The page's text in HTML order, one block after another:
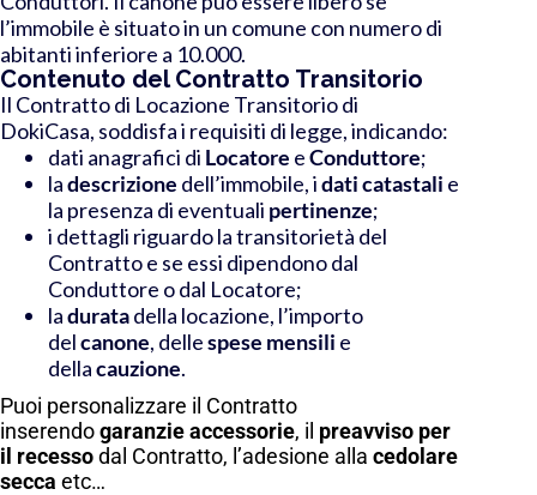
l’immobile è situato in un comune con numero di
abitanti inferiore a 10.000.
Contenuto del Contratto Transitorio
Il Contratto di Locazione Transitorio di
DokiCasa, soddisfa i requisiti di legge, indicando:
dati anagrafici di Locatore eConduttore;
ladescrizione dell’immobile, idati catastali e
la presenza di eventuali pertinenze;
i dettagli riguardo la transitorietà del
Contratto e se essi dipendono dal
Conduttore o dal Locatore;
laduratadella locazione, l’importo
delcanone, dellespese mensili e
dellacauzione.
Puoi personalizzare il Contratto
inserendogaranzieaccessorie, il preavviso per
il recessodal Contratto, l’adesione alla cedolare
secca etc…